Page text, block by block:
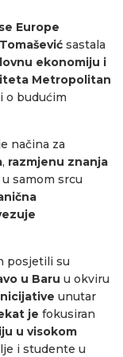
Europe
sastala
ekonomiju i
Metropolitan
o budućim
načina za
, razmjenu znanja
samom srcu
posjetili su
u Baru u okviru
unutar
je fokusiran
u visokom
i studente u